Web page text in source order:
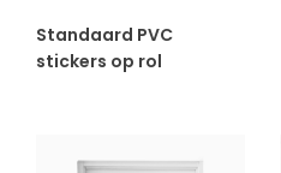
Standaard PVC
stickers op rol